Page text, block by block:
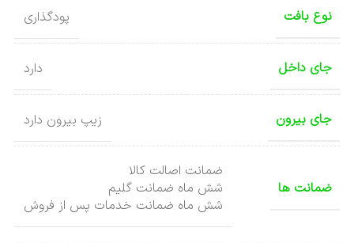
نوع بافت پودگذاری
جای داخل دارد
جای بیرون زیپ بیرون دارد
ضمانت ها
ضمانت اصالت کالا
شش ماه ضمانت گلیم
شش ماه ضمانت خدمات پس از فروش